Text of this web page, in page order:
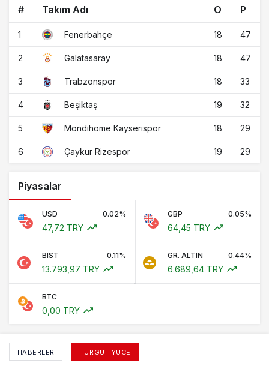
# Takım Adı O P
1 Fenerbahçe 18 47
2 Galatasaray 18 47
3 Trabzonspor 18 33
4 Beşiktaş 19 32
5 Mondihome Kayserispor 18 29
6 Çaykur Rizespor 19 29
Piyasalar
USD 0.02%
47,72 TRY
GBP 0.05%
64,45 TRY
BIST 0.11%
13.793,97 TRY
GR. ALTIN 0.44%
6.689,64 TRY
BTC
0,00 TRY
HABERLER TURGUT YÜCE